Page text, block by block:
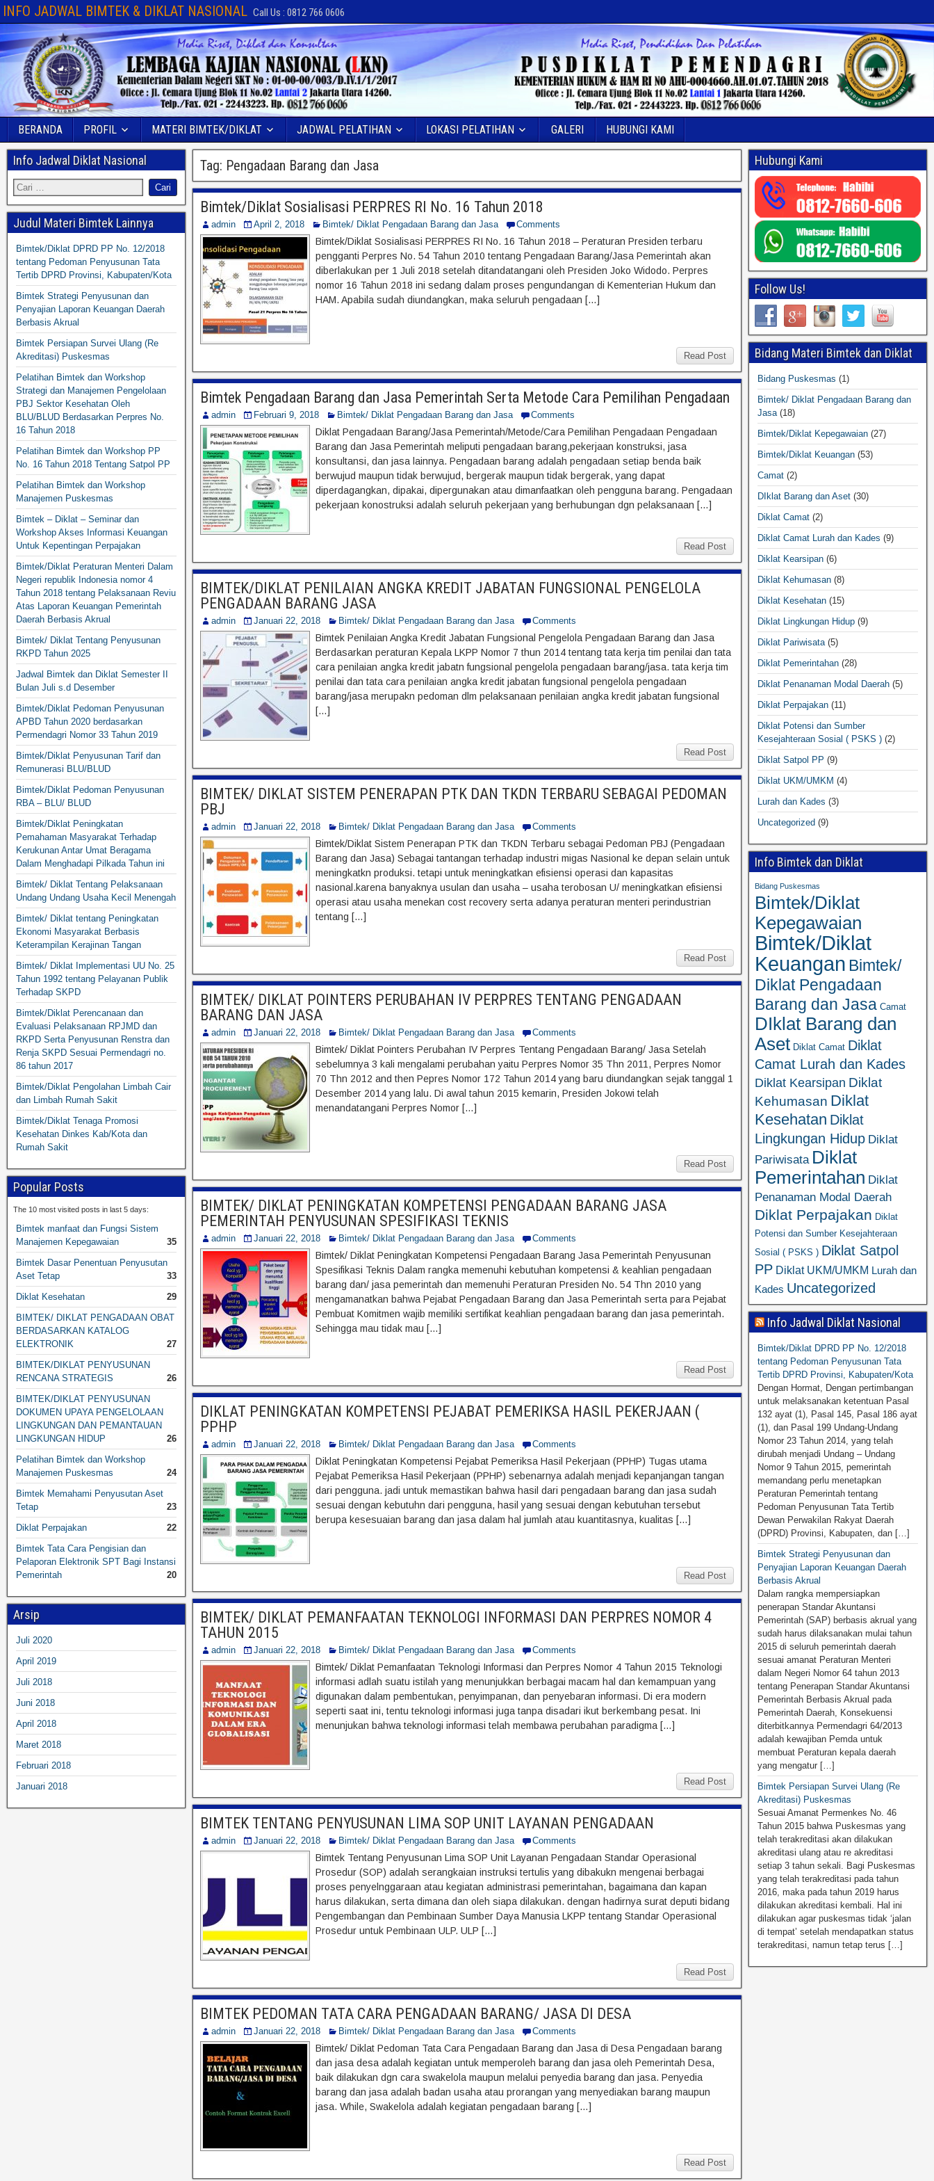
INFO JADWAL BIMTEK & DIKLAT NASIONAL Call Us : 0812 766 0606
BERANDA PROFIL MATERI BIMTEK/DIKLAT JADWAL PELATIHAN LOKASI PELATIHAN GALERI HUBUNGI KAMI
Tag: Pengadaan Barang dan Jasa
Bimtek/Diklat Sosialisasi PERPRES RI No. 16 Tahun 2018
admin April 2, 2018 Bimtek/ Diklat Pengadaan Barang dan Jasa Comments
Bimtek/Diklat Sosialisasi PERPRES RI No. 16 Tahun 2018 – Peraturan Presiden terbaru
pengganti Perpres No. 54 Tahun 2010 tentang Pengadaan Barang/Jasa Pemerintah akan
diberlakukan per 1 Juli 2018 setelah ditandatangani oleh Presiden Joko Widodo. Perpres
nomor 16 Tahun 2018 ini sedang dalam proses pengundangan di Kementerian Hukum dan
HAM. Apabila sudah diundangkan, maka seluruh pengadaan […]
Read Post
Bimtek Pengadaan Barang dan Jasa Pemerintah Serta Metode Cara Pemilihan Pengadaan
admin Februari 9, 2018 Bimtek/ Diklat Pengadaan Barang dan Jasa Comments
Diklat Pengadaan Barang/Jasa Pemerintah/Metode/Cara Pemilihan Pengadaan Pengadaan
Barang dan Jasa Pemerintah meliputi pengadaan barang,pekerjaan konstruksi, jasa
konsultansi, dan jasa lainnya. Pengadaan barang adalah pengadaan setiap benda baik
berwujud maupun tidak berwujud, bergerak maupun tidak bergerak, yang dapat
diperdagangkan, dipakai, dipergunakan atau dimanfaatkan oleh pengguna barang. Pengadaan
pekerjaan konostruksi adalah seluruh pekerjaan yang berhubungan dgn pelaksanaan […]
Read Post
BIMTEK/DIKLAT PENILAIAN ANGKA KREDIT JABATAN FUNGSIONAL PENGELOLA
PENGADAAN BARANG JASA
admin Januari 22, 2018 Bimtek/ Diklat Pengadaan Barang dan Jasa Comments
Bimtek Penilaian Angka Kredit Jabatan Fungsional Pengelola Pengadaan Barang dan Jasa
Berdasarkan peraturan Kepala LKPP Nomor 7 thun 2014 tentang tata kerja tim penilai dan tata
cara penilaian angka kredit jabatn fungsional pengelola pengadaan barang/jasa. tata kerja tim
penilai dan tata cara penilaian angka kredit jabatan fungsional pengelola pengadaan
barang/jasa merupakn pedoman dlm pelaksanaan penilaian angka kredit jabatan fungsional
[…]
Read Post
BIMTEK/ DIKLAT SISTEM PENERAPAN PTK DAN TKDN TERBARU SEBAGAI PEDOMAN
PBJ
admin Januari 22, 2018 Bimtek/ Diklat Pengadaan Barang dan Jasa Comments
Bimtek/Diklat Sistem Penerapan PTK dan TKDN Terbaru sebagai Pedoman PBJ (Pengadaan
Barang dan Jasa) Sebagai tantangan terhadap industri migas Nasional ke depan selain untuk
meningkatkn produksi. tetapi untuk meningkatkan efisiensi operasi dan kapasitas
nasional.karena banyaknya usulan dan usaha – usaha terobosan U/ meningkatkan efisiensi
operasi atau usaha menekan cost recovery serta adanya peraturan menteri perindustrian
tentang […]
Read Post
BIMTEK/ DIKLAT POINTERS PERUBAHAN IV PERPRES TENTANG PENGADAAN
BARANG DAN JASA
admin Januari 22, 2018 Bimtek/ Diklat Pengadaan Barang dan Jasa Comments
Bimtek/ Diklat Pointers Perubahan IV Perpres Tentang Pengadaan Barang/ Jasa Setelah
sebelumnya 3 kali mengalami perubahan yaitu Perpres Nomor 35 Thn 2011, Perpres Nomor
70 Thn 2012 and then Pepres Nomor 172 Tahun 2014 yang baru diundangkan sejak tanggal 1
Desember 2014 yang lalu. Di awal tahun 2015 kemarin, Presiden Jokowi telah
menandatangani Perpres Nomor […]
Read Post
BIMTEK/ DIKLAT PENINGKATAN KOMPETENSI PENGADAAN BARANG JASA
PEMERINTAH PENYUSUNAN SPESIFIKASI TEKNIS
admin Januari 22, 2018 Bimtek/ Diklat Pengadaan Barang dan Jasa Comments
Bimtek/ Diklat Peningkatan Kompetensi Pengadaan Barang Jasa Pemerintah Penyusunan
Spesifikasi Teknis Dalam rangka memenuhi kebutuhan kompetensi & keahlian pengadaan
barang dan/ jasa pemerintah dan memenuhi Peraturan Presiden No. 54 Thn 2010 yang
mengamanatkan bahwa Pejabat Pengadaan Barang dan Jasa Pemerintah serta para Pejabat
Pembuat Komitmen wajib memiliki sertifikat keahlian pengadaan barang dan jasa pemerintah.
Sehingga mau tidak mau […]
Read Post
DIKLAT PENINGKATAN KOMPETENSI PEJABAT PEMERIKSA HASIL PEKERJAAN (
PPHP
admin Januari 22, 2018 Bimtek/ Diklat Pengadaan Barang dan Jasa Comments
Diklat Peningkatan Kompetensi Pejabat Pemeriksa Hasil Pekerjaan (PPHP) Tugas utama
Pejabat Pemeriksa Hasil Pekerjaan (PPHP) sebenarnya adalah menjadi kepanjangan tangan
dari pengguna. jadi untuk memastikan bahwa hasil dari pengadaan barang dan jasa sudah
sesuai dengan kebutuhn dari pengguna, hasil yang sesuai dengan kebutuhan tersebut
berupa kesesuaian barang dan jasa dalam hal jumlah atau kuantitasnya, kualitas […]
Read Post
BIMTEK/ DIKLAT PEMANFAATAN TEKNOLOGI INFORMASI DAN PERPRES NOMOR 4
TAHUN 2015
admin Januari 22, 2018 Bimtek/ Diklat Pengadaan Barang dan Jasa Comments
Bimtek/ Diklat Pemanfaatan Teknologi Informasi dan Perpres Nomor 4 Tahun 2015 Teknologi
informasi adlah suatu istilah yang menunjukkan berbagai macam hal dan kemampuan yang
digunakan dalam pembentukan, penyimpanan, dan penyebaran informasi. Di era modern
seperti saat ini, tentu teknologi informasi juga tanpa disadari ikut berkembang pesat. Ini
menunjukan bahwa teknologi informasi telah membawa perubahan paradigma […]
Read Post
BIMTEK TENTANG PENYUSUNAN LIMA SOP UNIT LAYANAN PENGADAAN
admin Januari 22, 2018 Bimtek/ Diklat Pengadaan Barang dan Jasa Comments
Bimtek Tentang Penyusunan Lima SOP Unit Layanan Pengadaan Standar Operasional
Prosedur (SOP) adalah serangkaian instruksi tertulis yang dibakukn mengenai berbagai
proses penyelnggaraan atau kegiatan administrasi pemerintahan, bagaimana dan kapan
harus dilakukan, serta dimana dan oleh siapa dilakukan. dengan hadirnya surat deputi bidang
Pengembangan dan Pembinaan Sumber Daya Manusia LKPP tentang Standar Operasional
Prosedur untuk Pembinaan ULP. ULP […]
Read Post
BIMTEK PEDOMAN TATA CARA PENGADAAN BARANG/ JASA DI DESA
admin Januari 22, 2018 Bimtek/ Diklat Pengadaan Barang dan Jasa Comments
Bimtek/ Diklat Pedoman Tata Cara Pengadaan Barang dan Jasa di Desa Pengadaan barang
dan jasa desa adalah kegiatan untuk memperoleh barang dan jasa oleh Pemerintah Desa,
baik dilakukan dgn cara swakelola maupun melalui penyedia barang dan jasa. Penyedia
barang dan jasa adalah badan usaha atau prorangan yang menyediakan barang maupun
jasa. While, Swakelola adalah kegiatan pengadaan barang […]
Read Post
Info Jadwal Diklat Nasional
Judul Materi Bimtek Lainnya
Bimtek/Diklat DPRD PP No. 12/2018
tentang Pedoman Penyusunan Tata
Tertib DPRD Provinsi, Kabupaten/Kota
Bimtek Strategi Penyusunan dan
Penyajian Laporan Keuangan Daerah
Berbasis Akrual
Bimtek Persiapan Survei Ulang (Re
Akreditasi) Puskesmas
Pelatihan Bimtek dan Workshop
Strategi dan Manajemen Pengelolaan
PBJ Sektor Kesehatan Oleh
BLU/BLUD Berdasarkan Perpres No.
16 Tahun 2018
Pelatihan Bimtek dan Workshop PP
No. 16 Tahun 2018 Tentang Satpol PP
Pelatihan Bimtek dan Workshop
Manajemen Puskesmas
Bimtek – Diklat – Seminar dan
Workshop Akses Informasi Keuangan
Untuk Kepentingan Perpajakan
Bimtek/Diklat Peraturan Menteri Dalam
Negeri republik Indonesia nomor 4
Tahun 2018 tentang Pelaksanaan Reviu
Atas Laporan Keuangan Pemerintah
Daerah Berbasis Akrual
Bimtek/ Diklat Tentang Penyusunan
RKPD Tahun 2025
Jadwal Bimtek dan Diklat Semester II
Bulan Juli s.d Desember
Bimtek/Diklat Pedoman Penyusunan
APBD Tahun 2020 berdasarkan
Permendagri Nomor 33 Tahun 2019
Bimtek/Diklat Penyusunan Tarif dan
Remunerasi BLU/BLUD
Bimtek/Diklat Pedoman Penyusunan
RBA – BLU/ BLUD
Bimtek/Diklat Peningkatan
Pemahaman Masyarakat Terhadap
Kerukunan Antar Umat Beragama
Dalam Menghadapi Pilkada Tahun ini
Bimtek/ Diklat Tentang Pelaksanaan
Undang Undang Usaha Kecil Menengah
Bimtek/ Diklat tentang Peningkatan
Ekonomi Masyarakat Berbasis
Keterampilan Kerajinan Tangan
Bimtek/ Diklat Implementasi UU No. 25
Tahun 1992 tentang Pelayanan Publik
Terhadap SKPD
Bimtek/Diklat Perencanaan dan
Evaluasi Pelaksanaan RPJMD dan
RKPD Serta Penyusunan Renstra dan
Renja SKPD Sesuai Permendagri no.
86 tahun 2017
Bimtek/Diklat Pengolahan Limbah Cair
dan Limbah Rumah Sakit
Bimtek/Diklat Tenaga Promosi
Kesehatan Dinkes Kab/Kota dan
Rumah Sakit
Popular Posts
The 10 most visited posts in last 5 days:
Bimtek manfaat dan Fungsi Sistem
Manajemen Kepegawaian
35
Bimtek Dasar Penentuan Penyusutan
Aset Tetap
33
Diklat Kesehatan
29
BIMTEK/ DIKLAT PENGADAAN OBAT
BERDASARKAN KATALOG
ELEKTRONIK
27
BIMTEK/DIKLAT PENYUSUNAN
RENCANA STRATEGIS
26
BIMTEK/DIKLAT PENYUSUNAN
DOKUMEN UPAYA PENGELOLAAN
LINGKUNGAN DAN PEMANTAUAN
LINGKUNGAN HIDUP
26
Pelatihan Bimtek dan Workshop
Manajemen Puskesmas
24
Bimtek Memahami Penyusutan Aset
Tetap
23
Diklat Perpajakan
22
Bimtek Tata Cara Pengisian dan
Pelaporan Elektronik SPT Bagi Instansi
Pemerintah
20
Arsip
Juli 2020
April 2019
Juli 2018
Juni 2018
April 2018
Maret 2018
Februari 2018
Januari 2018
Hubungi Kami
Follow Us!
Bidang Materi Bimtek dan Diklat
Bidang Puskesmas (1)
Bimtek/ Diklat Pengadaan Barang dan
Jasa (18)
Bimtek/Diklat Kepegawaian (27)
Bimtek/Diklat Keuangan (53)
Camat (2)
DIklat Barang dan Aset (30)
Diklat Camat (2)
Diklat Camat Lurah dan Kades (9)
Diklat Kearsipan (6)
Diklat Kehumasan (8)
Diklat Kesehatan (15)
Diklat Lingkungan Hidup (9)
Diklat Pariwisata (5)
Diklat Pemerintahan (28)
Diklat Penanaman Modal Daerah (5)
Diklat Perpajakan (11)
Diklat Potensi dan Sumber
Kesejahteraan Sosial ( PSKS ) (2)
Diklat Satpol PP (9)
Diklat UKM/UMKM (4)
Lurah dan Kades (3)
Uncategorized (9)
Info Bimtek dan Diklat
Bidang Puskesmas
Bimtek/Diklat
Kepegawaian
Bimtek/Diklat
Keuangan Bimtek/
Diklat Pengadaan
Barang dan Jasa Camat
DIklat Barang dan
Aset Diklat Camat Diklat
Camat Lurah dan Kades
Diklat Kearsipan Diklat
Kehumasan Diklat
Kesehatan Diklat
Lingkungan Hidup Diklat
Pariwisata Diklat
Pemerintahan Diklat
Penanaman Modal Daerah
Diklat Perpajakan Diklat
Potensi dan Sumber Kesejahteraan
Sosial ( PSKS ) Diklat Satpol
PP Diklat UKM/UMKM Lurah dan
Kades Uncategorized
Info Jadwal Diklat Nasional
Bimtek/Diklat DPRD PP No. 12/2018
tentang Pedoman Penyusunan Tata
Tertib DPRD Provinsi, Kabupaten/Kota
Dengan Hormat, Dengan pertimbangan
untuk melaksanakan ketentuan Pasal
132 ayat (1), Pasal 145, Pasal 186 ayat
(1), dan Pasal 199 Undang-Undang
Nomor 23 Tahun 2014, yang telah
dirubah menjadi Undang – Undang
Nomor 9 Tahun 2015, pemerintah
memandang perlu menetapkan
Peraturan Pemerintah tentang
Pedoman Penyusunan Tata Tertib
Dewan Perwakilan Rakyat Daerah
(DPRD) Provinsi, Kabupaten, dan […]
Bimtek Strategi Penyusunan dan
Penyajian Laporan Keuangan Daerah
Berbasis Akrual
Dalam rangka mempersiapkan
penerapan Standar Akuntansi
Pemerintah (SAP) berbasis akrual yang
sudah harus dilaksanakan mulai tahun
2015 di seluruh pemerintah daerah
sesuai amanat Peraturan Menteri
dalam Negeri Nomor 64 tahun 2013
tentang Penerapan Standar Akuntansi
Pemerintah Berbasis Akrual pada
Pemerintah Daerah, Konsekuensi
diterbitkannya Permendagri 64/2013
adalah kewajiban Pemda untuk
membuat Peraturan kepala daerah
yang mengatur […]
Bimtek Persiapan Survei Ulang (Re
Akreditasi) Puskesmas
Sesuai Amanat Permenkes No. 46
Tahun 2015 bahwa Puskesmas yang
telah terakreditasi akan dilakukan
akreditasi ulang atau re akreditasi
setiap 3 tahun sekali. Bagi Puskesmas
yang telah terakreditasi pada tahun
2016, maka pada tahun 2019 harus
dilakukan akreditasi kembali. Hal ini
dilakukan agar puskesmas tidak ‘jalan
di tempat’ setelah mendapatkan status
terakreditasi, namun tetap terus […]